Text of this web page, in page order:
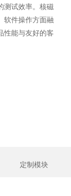
测试效率。核磁
软件操作方面融
性能与友好的客
定制模块